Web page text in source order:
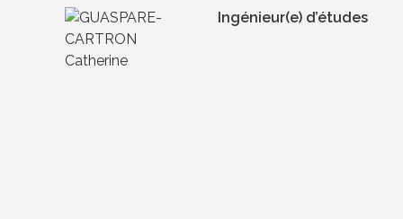
Ingénieur(e) d’études